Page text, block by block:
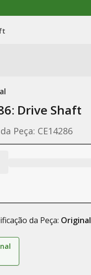
Drive Shaft
Peça: CE14286
da Peça: Original